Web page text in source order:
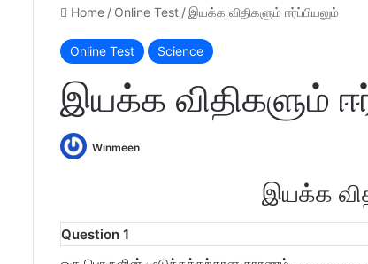
Home / Online Test /இயக்க விதிகளும் ஈர்ப்பியலும்
Online Test Science
இயக்க விதிகளும்
Winmeen
இயக்க
Question 1